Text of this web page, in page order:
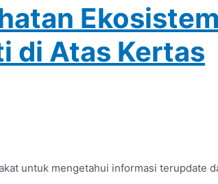
di Atas Kertas
untuk mengetahui informasi terupdate